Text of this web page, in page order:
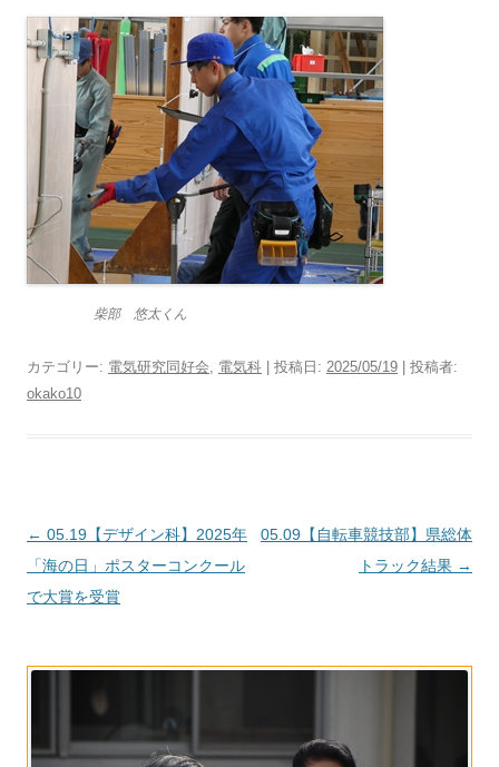
柴部 悠太くん
カテゴリー: 電気研究同好会, 電気科 | 投稿日: 2025/05/19
投稿者:
okako10
投
稿
ナ
ョ
← 05.19【デザイン科】2025年
「海の日」ポスターコンクール
で大賞を受賞
05.09【自転車競技部】県総体
トラック結果 →